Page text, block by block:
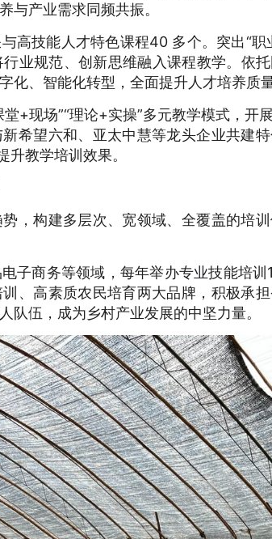
与产业需求同频共振。
高技能人才特色课程40 多个。突出“
业规范、创新思维融入课程教学。依
化、智能化转型，全面提升人才培养质量
+现场”“理论+实操”多元教学模式，开
希望六和、亚太中慧等龙头企业共建
升教学培训效果。
，构建多层次、宽领域、全覆盖的培
子商务等领域，每年举办专业技能培
、高素质农民培育两大品牌，积极承担
队伍，成为乡村产业发展的中坚力量。